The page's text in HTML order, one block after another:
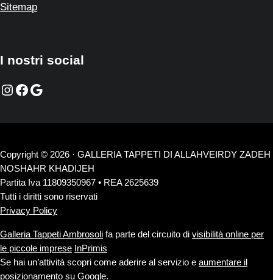
Sitemap
I nostri social
Instagram
Facebook
Google
Copyright © 2026 · GALLERIA TAPPETI DI ALLAHVEIRDY ZADEH
NOSHAHR KHADIJEH
Partita Iva 11809350967 • REA 2625639
Tutti i diritti sono riservati
Privacy Policy
Galleria Tappeti Ambrosoli fa parte del circuito divisibilità online per
le piccole imprese InPrimis
Se hai un’attività scopri come aderire al servizio eaumentare il
posizionamento su Google.